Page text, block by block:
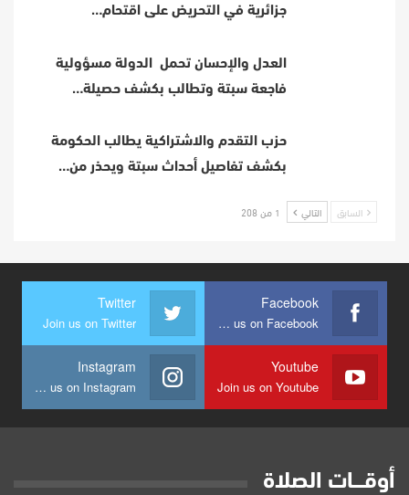
جزائرية في التحريض على اقتحام…
العدل والإحسان تحمل الدولة مسؤولية
فاجعة سبتة وتطالب بكشف حصيلة…
حزب التقدم والاشتراكية يطالب الحكومة
بكشف تفاصيل أحداث سبتة ويحذر من…
السابق التالي 1 من 208
Facebook
Join us on Facebook
Twitter
Join us on Twitter
Youtube
Join us on Youtube
Instagram
Join us on Instagram
أوقــــات الصلاة